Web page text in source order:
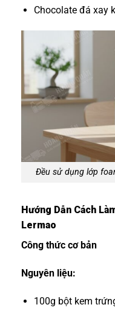
Chocolate đá xay
Đều sử dụng lớp
Hướng Dẫn Cách
Lermao
Công thức cơ bản
Nguyên liệu:
100g bột kem